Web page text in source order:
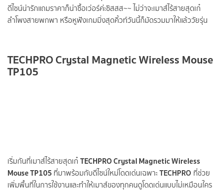
ดีไซน์น่ารักแถมราคาก็น่าซื้อเว่อร์ค่ะซิสสส~~ ไม่ว่าจะเมาส์ไร้สายสุดเก๋
ลำโพงสายพกพา หรือหูฟังเกมมิ่งสุดคิ้วท์วันนี้ก็มัดรวมมาให้แล้ววัยรุ่น
TECHPRO Crystal Magnetic Wireless Mouse
TP105
เริ่มกันที่เมาส์ไร้สายสุดเก๋ TECHPRO Crystal Magnetic Wireless
Mouse TP105 ที่มาพร้อมกับดีไซน์ใหม่โดดเด่นเฉพาะTECHPRO ที่ช่วย
เพิ่มพื้นที่ในการใช้งานและทำให้เมาส์ของทุกคนดูโดดเด่นแบบไม่เหมือนใคร